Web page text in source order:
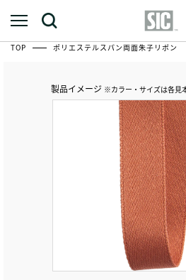
TOP ポリエステルスパン両面朱子リボン
製品イメージ ※カラー・サイズは各見